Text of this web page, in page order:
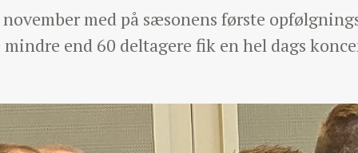
med på sæsonens første
mindre end 60 deltagere fik en hel dags